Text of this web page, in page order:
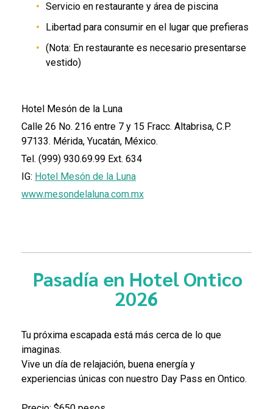
Servicio en restaurante y área de piscina
Libertad para consumir en el lugar que prefieras
(Nota: En restaurante es necesario presentarse
vestido)
Hotel Mesón de la Luna
Calle 26 No. 216 entre 7 y 15 Fracc. Altabrisa, C.P.
97133. Mérida, Yucatán, México.
Tel. (999) 930.69.99 Ext. 634
IG: Hotel Mesón de la Luna
www.mesondelaluna.com.mx
Pasadía en Hotel Ontico
2026
Tu próxima escapada está más cerca de lo que
imaginas.
Vive un día de relajación, buena energía y
experiencias únicas con nuestro Day Pass en Ontico.